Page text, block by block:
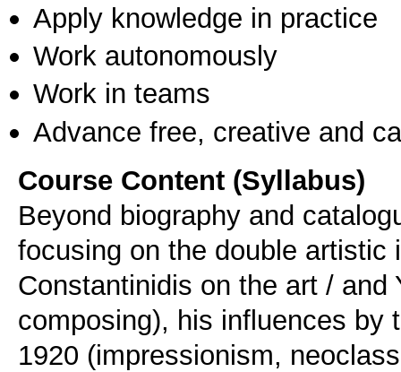
Apply knowledge in practice
Work autonomously
Work in teams
Advance free, creative and
Course Content (Syllabus)
Beyond biography and
focusing on the double
Constantinidis on the art /
composing), his influences by
1920 (impressionism,